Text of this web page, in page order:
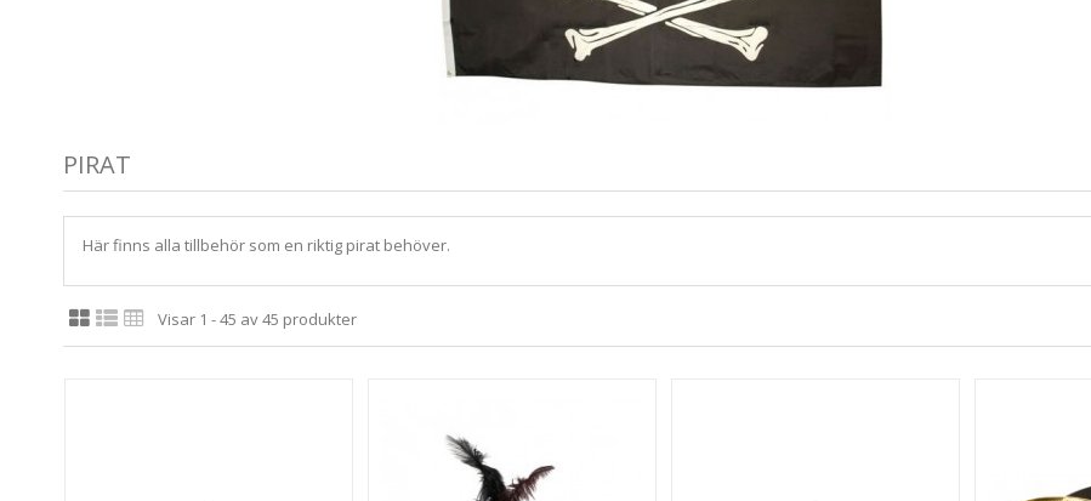
PIRAT
Här finns alla tillbehör som en riktig pirat behöver.
Visar 1 - 45 av 45 produkter